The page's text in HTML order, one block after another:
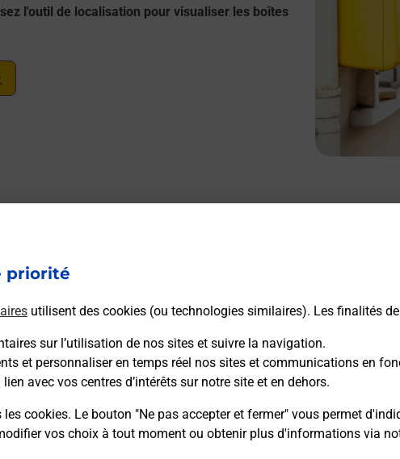
priorité
utilisent des cookies (ou technologies similaires). Les finalités
sur l’utilisation de nos sites et suivre la navigation.
et personnaliser en temps réel nos sites et communications en
avec vos centres d’intérêts sur notre site et en dehors.
cookies. Le bouton "Ne pas accepter et fermer" vous permet
vos choix à tout moment ou obtenir plus d'informations via
l'outil de localisation pour visualiser les boîtes